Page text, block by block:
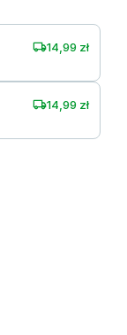
14,99 zł
14,99 zł